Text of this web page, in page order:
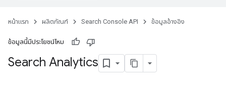
หน้าแรก ผลิตภัณฑ์ Search Console API ข้อมูลอ้างอิง
ข้อมูลนี้มีประโยชน์ไหม
Search Analytics